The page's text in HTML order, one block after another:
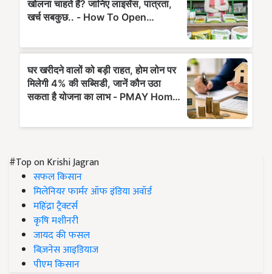
#Top on Krishi Jagran
सफल किसान
मिलेनियर फार्मर ऑफ इंडिया अवॉर्ड
महिंद्रा ट्रैक्टर्स
कृषि मशीनरी
जायद की फसल
बिज़नेस आइडियाज
पीएम किसान